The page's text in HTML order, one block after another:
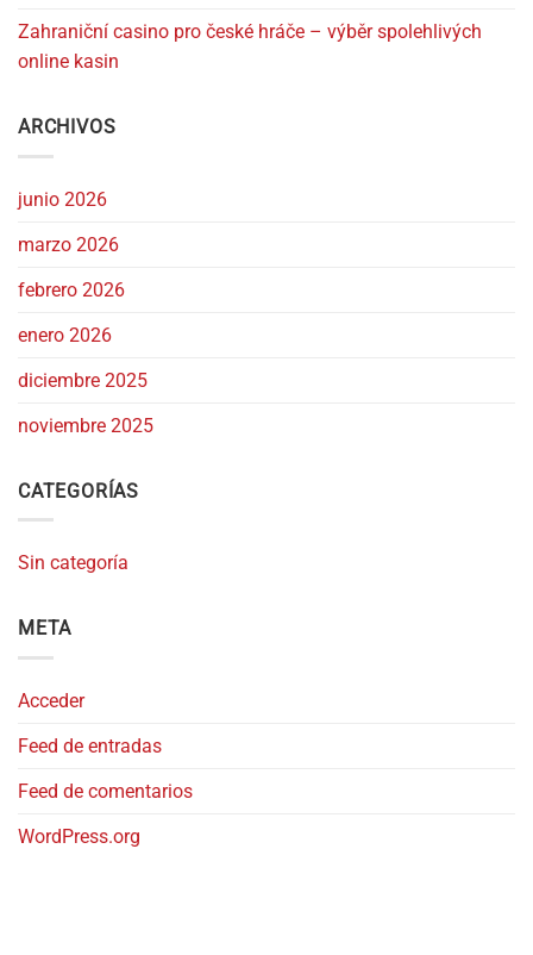
Zahraniční casino pro české hráče – výběr spolehlivých
online kasin
ARCHIVOS
junio 2026
marzo 2026
febrero 2026
enero 2026
diciembre 2025
noviembre 2025
CATEGORÍAS
Sin categoría
META
Acceder
Feed de entradas
Feed de comentarios
WordPress.org